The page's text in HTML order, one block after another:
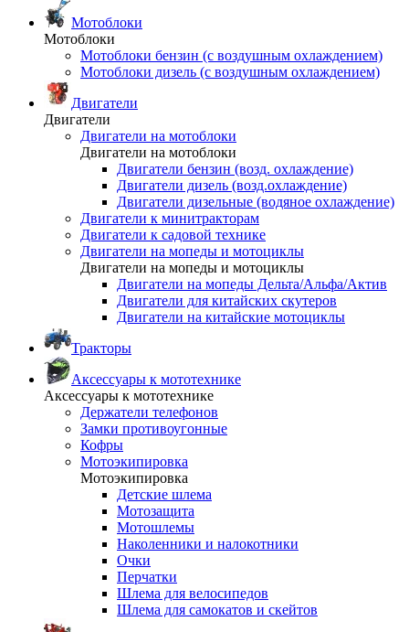
Мотоблоки
Мотоблоки
Мотоблоки бензин (с воздушным охлаждением)
Мотоблоки дизель (с воздушным охлаждением)
Двигатели
Двигатели
Двигатели на мотоблоки
Двигатели на мотоблоки
Двигатели бензин (возд. охлаждение)
Двигатели дизель (возд.охлаждение)
Двигатели дизельные (водяное охлаждение)
Двигатели к минитракторам
Двигатели к садовой технике
Двигатели на мопеды и мотоциклы
Двигатели на мопеды и мотоциклы
Двигатели на мопеды Дельта/Альфа/Актив
Двигатели для китайских скутеров
Двигатели на китайские мотоциклы
Тракторы
Аксессуары к мототехнике
Аксессуары к мототехнике
Держатели телефонов
Замки противоугонные
Кофры
Мотоэкипировка
Мотоэкипировка
Детские шлема
Мотозащита
Мотошлемы
Наколенники и налокотники
Очки
Перчатки
Шлема для велосипедов
Шлема для самокатов и скейтов